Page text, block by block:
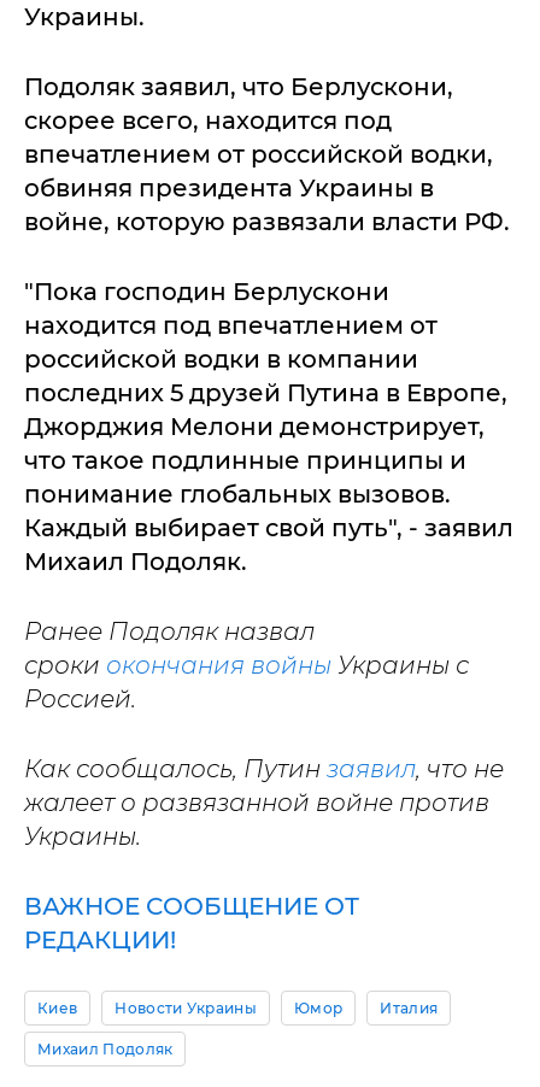
Украины.
Подоляк заявил, что Берлускони,
скорее всего, находится под
впечатлением от российской водки,
обвиняя президента Украины в
войне, которую развязали власти РФ.
"Пока господин Берлускони
находится под впечатлением от
российской водки в компании
последних 5 друзей Путина в Европе,
Джорджия Мелони демонстрирует,
что такое подлинные принципы и
понимание глобальных вызовов.
Каждый выбирает свой путь", - заявил
Михаил Подоляк.
Ранее Подоляк назвал
сроки окончания войны Украины с
Россией.
Как сообщалось, Путин заявил, что не
жалеет о развязанной войне против
Украины.
ВАЖНОЕ СООБЩЕНИЕ ОТ
РЕДАКЦИИ!
Киев Новости Украины Юмор Италия
Михаил Подоляк